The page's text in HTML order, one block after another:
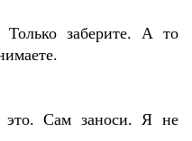
заберите. А то
это. Сам заноси. Я не